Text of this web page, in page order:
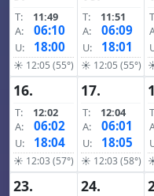
T:
11:49
A:
06:10
U: 18:00
☀ 12:05 (55°)
T:
11:51
A:
06:09
U: 18:01
☀ 12:05 (55°)
16.
T:
12:02
A:
06:02
U: 18:04
☀ 12:03 (57°)
17.
T:
12:04
A:
06:01
U: 18:05
☀ 12:03 (58°)
23. 24.